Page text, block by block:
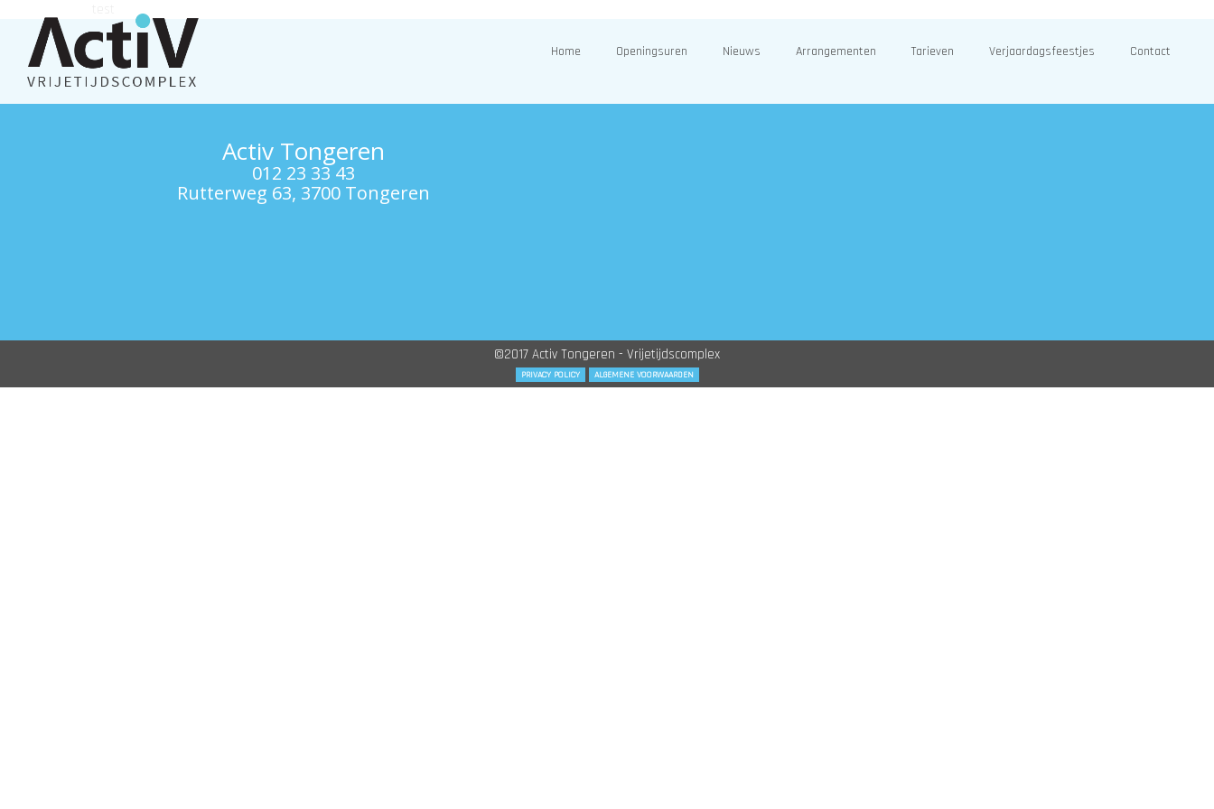
Home Openingsuren Nieuws Arrangementen Tarieven Verjaardagsfeestjes Contact
Activ Tongeren
012 23 33 43
Rutterweg 63, 3700 Tongeren
©2017 Activ Tongeren - Vrijetijdscomplex
PRIVACY POLICY ALGEMENE VOORWAARDEN